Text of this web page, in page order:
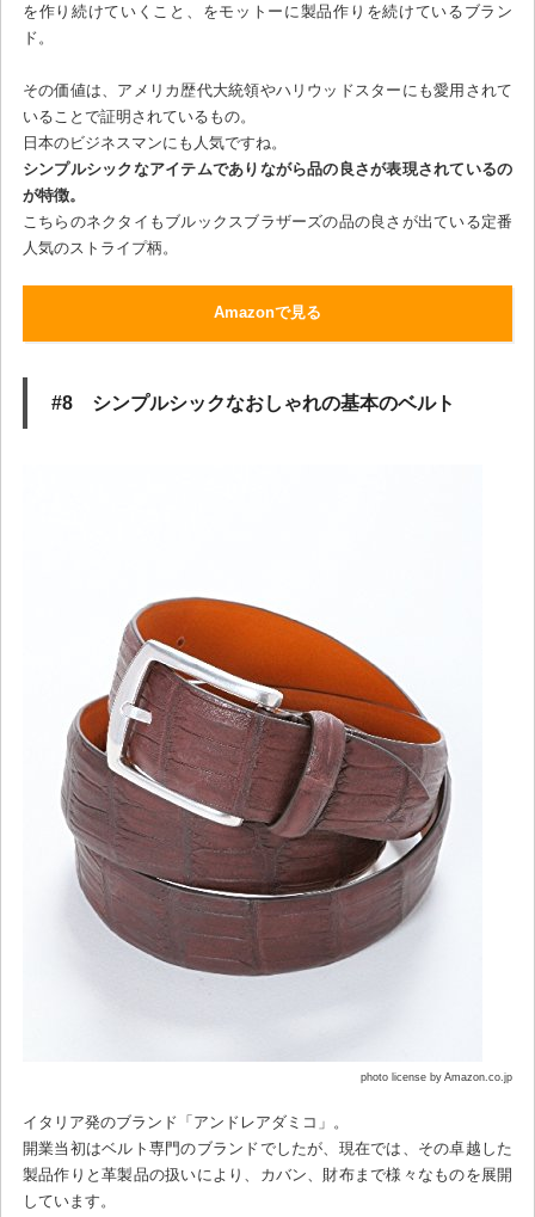
を作り続けていくこと、をモットーに製品作りを続けているブラン
ド。
その価値は、アメリカ歴代大統領やハリウッドスターにも愛用されて
いることで証明されているもの。
日本のビジネスマンにも人気ですね。
シンプルシックなアイテムでありながら品の良さが表現されているの
が特徴。
こちらのネクタイもブルックスブラザーズの品の良さが出ている定番
人気のストライプ柄。
Amazonで見る
#8 シンプルシックなおしゃれの基本のベルト
photo license by Amazon.co.jp
イタリア発のブランド「アンドレアダミコ」。
開業当初はベルト専門のブランドでしたが、現在では、その卓越した
製品作りと革製品の扱いにより、カバン、財布まで様々なものを展開
しています。